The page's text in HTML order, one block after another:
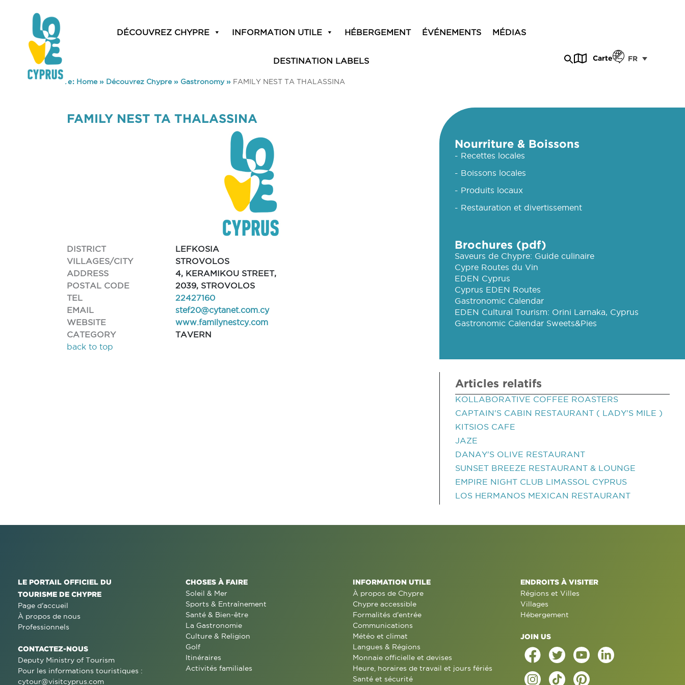
DÉCOUVREZ CHYPRE INFORMATION UTILE HÉBERGEMENT ÉVÉNEMENTS MÉDIAS
DESTINATION LABELS Carte FR
You are here: Home» Découvrez Chypre» Gastronomy» FAMILY NEST TA THALASSINA
FAMILY NEST TA THALASSINA
DISTRICT
LEFKOSIA
VILLAGES/CITY
STROVOLOS
ADDRESS
4, KERAMIKOU STREET,
POSTAL CODE
2039, STROVOLOS
TEL
22427160
EMAIL
stef20@cytanet.com.cy
WEBSITE
www.familynestcy.com
CATEGORY
TAVERN
back to top
Nourriture & Boissons
- Recettes locales
- Boissons locales
- Produits locaux
- Restauration et divertissement
Brochures (pdf)
Saveurs de Chypre: Guide culinaire
Cypre Routes du Vin
EDEN Cyprus
Cyprus EDEN Routes
Gastronomic Calendar
EDEN Cultural Tourism: Orini Larnaka, Cyprus
Gastronomic Calendar Sweets&Pies
Articles relatifs
KOLLABORATIVE COFFEE ROASTERS
CAPTAIN'S CABIN RESTAURANT ( LADY'S MILE )
KITSIOS CAFE
JAZE
DANAY'S OLIVE RESTAURANT
SUNSET BREEZE RESTAURANT & LOUNGE
EMPIRE NIGHT CLUB LIMASSOL CYPRUS
LOS HERMANOS MEXICAN RESTAURANT
LE PORTAIL OFFICIEL DU
TOURISME DE CHYPRE
Page d'accueil
À propos de nous
Professionnels
CONTACTEZ-NOUS
Deputy Ministry of Tourism
Pour les informations touristiques :
cytour@visitcyprus.com
CHOSES À FAIRE
Soleil & Mer
Sports & Entraînement
Santé & Bien-être
La Gastronomie
Culture & Religion
Golf
Itinéraires
Activités familiales
INFORMATION UTILE
À propos de Chypre
Chypre accessible
Formalités d'entrée
Communications
Météo et climat
Langues & Régions
Monnaie officielle et devises
Heure, horaires de travail et jours fériés
Santé et sécurité
ENDROITS À VISITER
Régions et Villes
Villages
Hébergement
JOIN US